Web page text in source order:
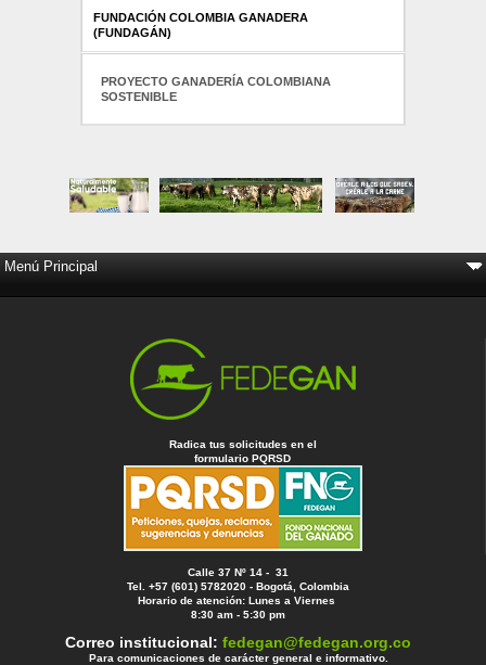
FUNDACIÓN COLOMBIA GANADERA
(FUNDAGÁN)
PROYECTO GANADERÍA COLOMBIANA
SOSTENIBLE
Radica tus solicitudes en el
formulario PQRSD
Calle 37 Nº 14 - 31
Tel. +57 (601) 5782020 - Bogotá, Colombia
Horario de atención: Lunes a Viernes
8:30 am - 5:30 pm
Correo institucional:fedegan@fedegan.org.co
Para comunicaciones de carácter general e informativo.